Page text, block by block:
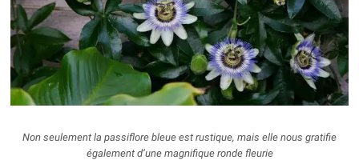
Non seulement la passiflore bleue est rustique, mais elle nous gratifie
également d’une magnifique ronde fleurie